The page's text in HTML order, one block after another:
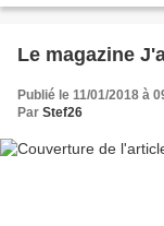
Le magazine
Publié le 11/01/2018 à
Par Stef26